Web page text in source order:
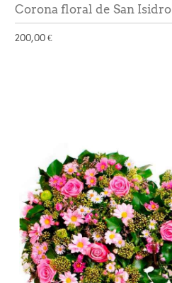
Corona floral de San Isidro
200,00 €